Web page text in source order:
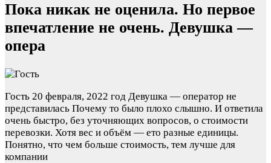
Пока никак не оценила. Но первое
впечатление не очень. Девушка —
опера
Гость 20 февраля, 2022 год Девушка — оператор не
представилась Почему то было плохо слышно. И ответила
очень быстро, без уточняющих вопросов, о стоимости
перевозки. Хотя вес и объём — ето разные единицы.
Понятно, что чем больше стоимость, тем лучше для
компании